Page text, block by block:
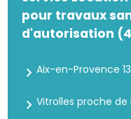
pour travaux
d'autorisation
Aix-en-Provence
Vitrolles proche de